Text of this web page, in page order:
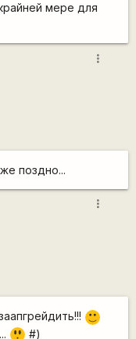
мере для
more_vert
поздно...
more_vert
:)
:o #)